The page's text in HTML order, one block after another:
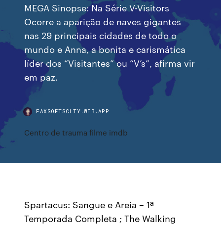
MEGA Sinopse: Na Série V-Visitors
Ocorre a aparição de naves gigantes
nas 29 principais cidades de todo o
mundo e Anna, a bonita e carismática
líder dos “Visitantes” ou “V’s”, afirma vir
em paz.
FAXSOFTSCLTY.WEB.APP
Centro de trauma filme imdb
Spartacus: Sangue e Areia – 1ª
Temporada Completa ; The Walking